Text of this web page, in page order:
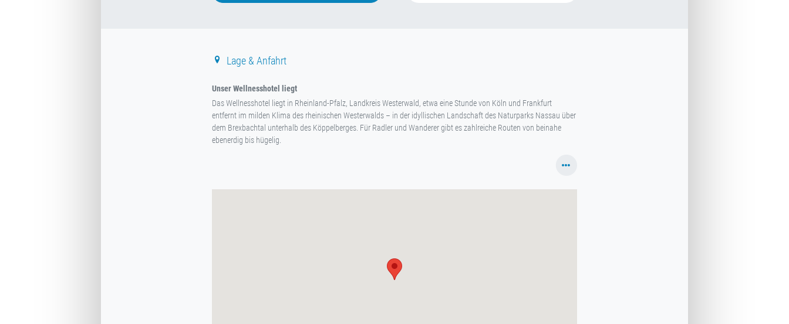
Lage & Anfahrt
Unser Wellnesshotel liegt
Das Wellnesshotel liegt in Rheinland-Pfalz, Landkreis Westerwald, etwa eine Stunde von Köln und Frankfurt
entfernt im milden Klima des rheinischen Westerwalds – in der idyllischen Landschaft des Naturparks Nassau über
dem Brexbachtal unterhalb des Köppelberges. Für Radler und Wanderer gibt es zahlreiche Routen von beinahe
ebenerdig bis hügelig.